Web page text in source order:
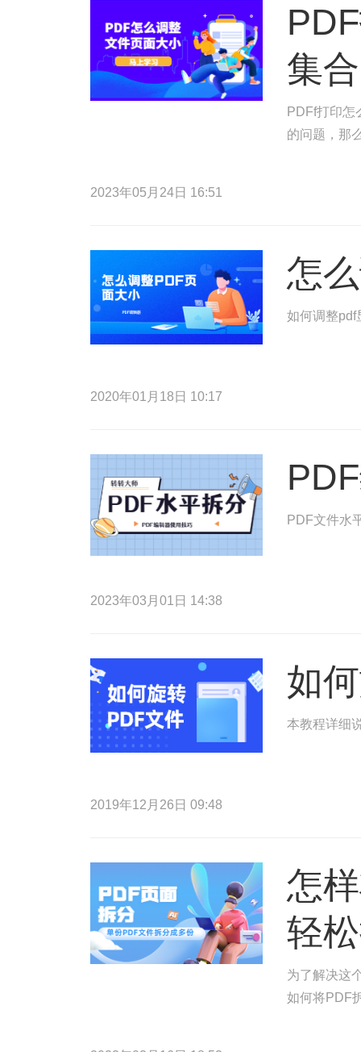
集
PDFf打印
的问题，那
2023年05月24日 16:51
怎
如何调整pdf
2020年01月18日 10:17
PDF文件水
2023年03月01日 14:38
如
本教程详细
2019年12月26日 09:48
怎
轻
为了解决这
如何将PDF